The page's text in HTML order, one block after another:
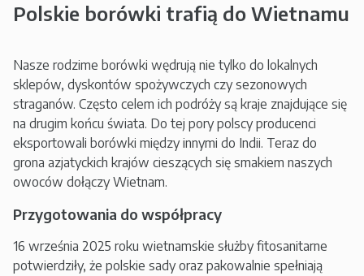
Polskie borówki trafią do Wietnamu
Nasze rodzime borówki wędrują nie tylko do lokalnych
sklepów, dyskontów spożywczych czy sezonowych
straganów. Często celem ich podróży są kraje znajdujące się
na drugim końcu świata. Do tej pory polscy producenci
eksportowali borówki między innymi do Indii. Teraz do
grona azjatyckich krajów cieszących się smakiem naszych
owoców dołączy Wietnam.
Przygotowania do współpracy
16 września 2025 roku wietnamskie służby fitosanitarne
potwierdziły, że polskie sady oraz pakowalnie spełniają